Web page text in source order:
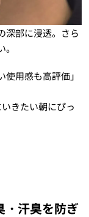
深部に浸透。さら
使用感も高評価」
きたい朝にぴっ
・汗臭を防ぎ